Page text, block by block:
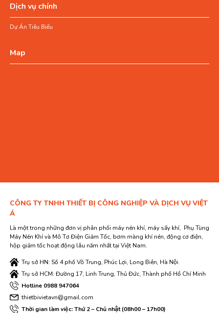
Dịch vụ chính
Dự Án Tiêu Biểu
Map
CÔNG TY TNHH THIẾT BỊ CÔNG NGHIỆP VÀ DỊCH VỤ VIỆT
Á
Là một trong những đơn vị phân phối máy nén khí, máy sấy khí, Phụ Tùng
Máy Nén Khí và Mô Tơ Điện Giảm Tốc, bơm màng khí nén, động cơ điện,
hộp giảm tốc hoạt động lâu năm nhất tại Việt Nam.
Trụ sở HN: Số 4 phố Võ Trung, Phúc Lợi, Long Biên, Hà Nội
Trụ sở HCM: Đường 17, Linh Trung, Thủ Đức, Thành phố Hồ Chí Minh
Hotline 0988 947064
thietbivietavn@gmail.com
Thời gian làm việc: Thứ 2 – Chủ nhật (08h00 – 17h00)